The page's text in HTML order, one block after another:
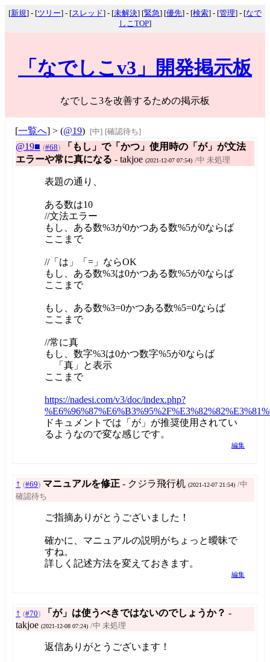
[新規] - [ツリー] - [スレッド] - [未解決] [緊急] [優先] - [検索] - [管理] - [なで
しこTOP]
「なでしこv3」開発掲示板
なでしこ3を改善するための掲示板
[一覧へ] > (@19) [中] [確認待ち]
@19■ (#68)
「もし」で「かつ」使用時の「が」が文法
エラーや常に真になる - takjoe (2021-12-07 07:54) /中 未処理
表題の通り、
ある数は10
//文法エラー
もし、ある数%3が0かつある数%5が0ならば
ここまで
//「は」「=」ならOK
もし、ある数%3は0かつある数%5が0ならば
ここまで
もし、ある数%3=0かつある数%5=0ならば
ここまで
//常に真
もし、数字%3は0かつ数字%5が0ならば
「真」と表示
ここまで
https://nadesi.com/v3/doc/index.php?
ドキュメントでは「が」が推奨使用されてい
るようなので変な感じです。
編集
↑ (#69) マニュアルを修正 - クジラ飛行机 (2021-12-07 21:54) /中
確認待ち
ご指摘ありがとうございました！
確かに、マニュアルの説明がちょっと曖昧で
すね。
詳しく記述方法を変えておきます。
編集
↑ (#70) 「が」は使うべきではないのでしょうか？ -
takjoe (2021-12-08 07:24) /中 未処理
返信ありがとうございます！